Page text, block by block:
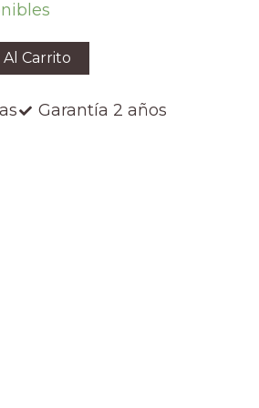
Carrito
Garantía 2 años